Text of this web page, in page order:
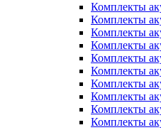
Комплекты
Комплекты
Комплекты
Комплекты
Комплекты
Комплекты
Комплекты
Комплекты
Комплекты
Комплекты